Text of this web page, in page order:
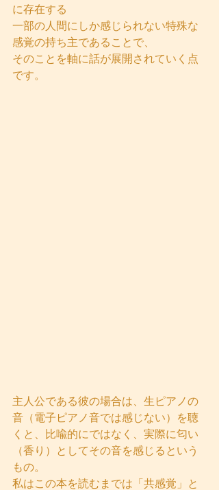
に存在する
一部の人間にしか感じられない特殊な
感覚の持ち主であることで、
そのことを軸に話が展開されていく点
です。
主人公である彼の場合は、生ピアノの
音（電子ピアノ音では感じない）を聴
くと、比喩的にではなく、実際に匂い
（香り）としてその音を感じるという
もの。
私はこの本を読むまでは「共感覚」と